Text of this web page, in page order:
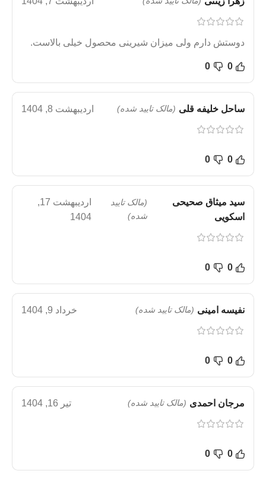
دوستش دارم ولی میزان شیرینی محصول خیلی بالاست.
0
0
ساحل خلیفه قلی (مالک تایید شده) اردیبهشت 8, 1404
0
0
سید میثاق صحیحی
اسکویی
(مالک تایید
شده)
اردیبهشت 17,
1404
0
0
نفیسه امینی (مالک تایید شده) خرداد 9, 1404
0
0
مرجان احمدی (مالک تایید شده) تیر 16, 1404
0
0